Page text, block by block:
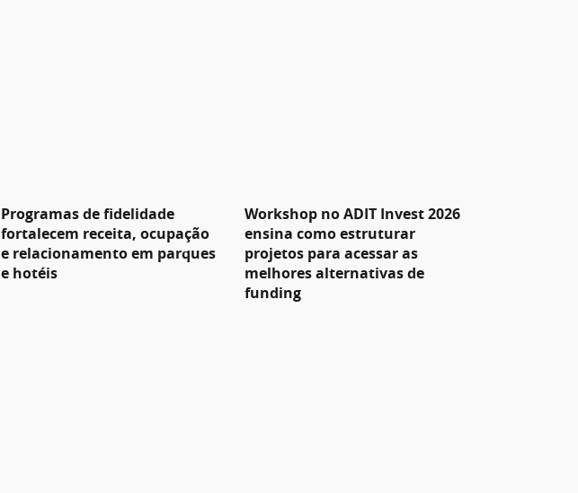
Programas de fidelidade
fortalecem receita, ocupação
e relacionamento em parques
e hotéis
Workshop no ADIT Invest 2026
ensina como estruturar
projetos para acessar as
melhores alternativas de
funding